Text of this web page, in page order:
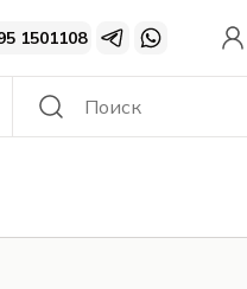
1501108